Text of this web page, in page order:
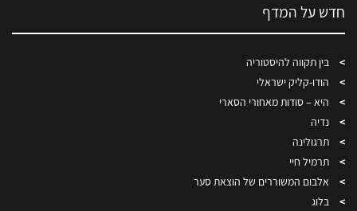
חדש על המדף
בין תקווה להיסטוריה
הודו-קליק ישראלי
היא – סודות מאחורי הסארי
נדיה
תרגולינה
תרמיל חיי
אלבום המשוררים של הוצאת סער
בלוג